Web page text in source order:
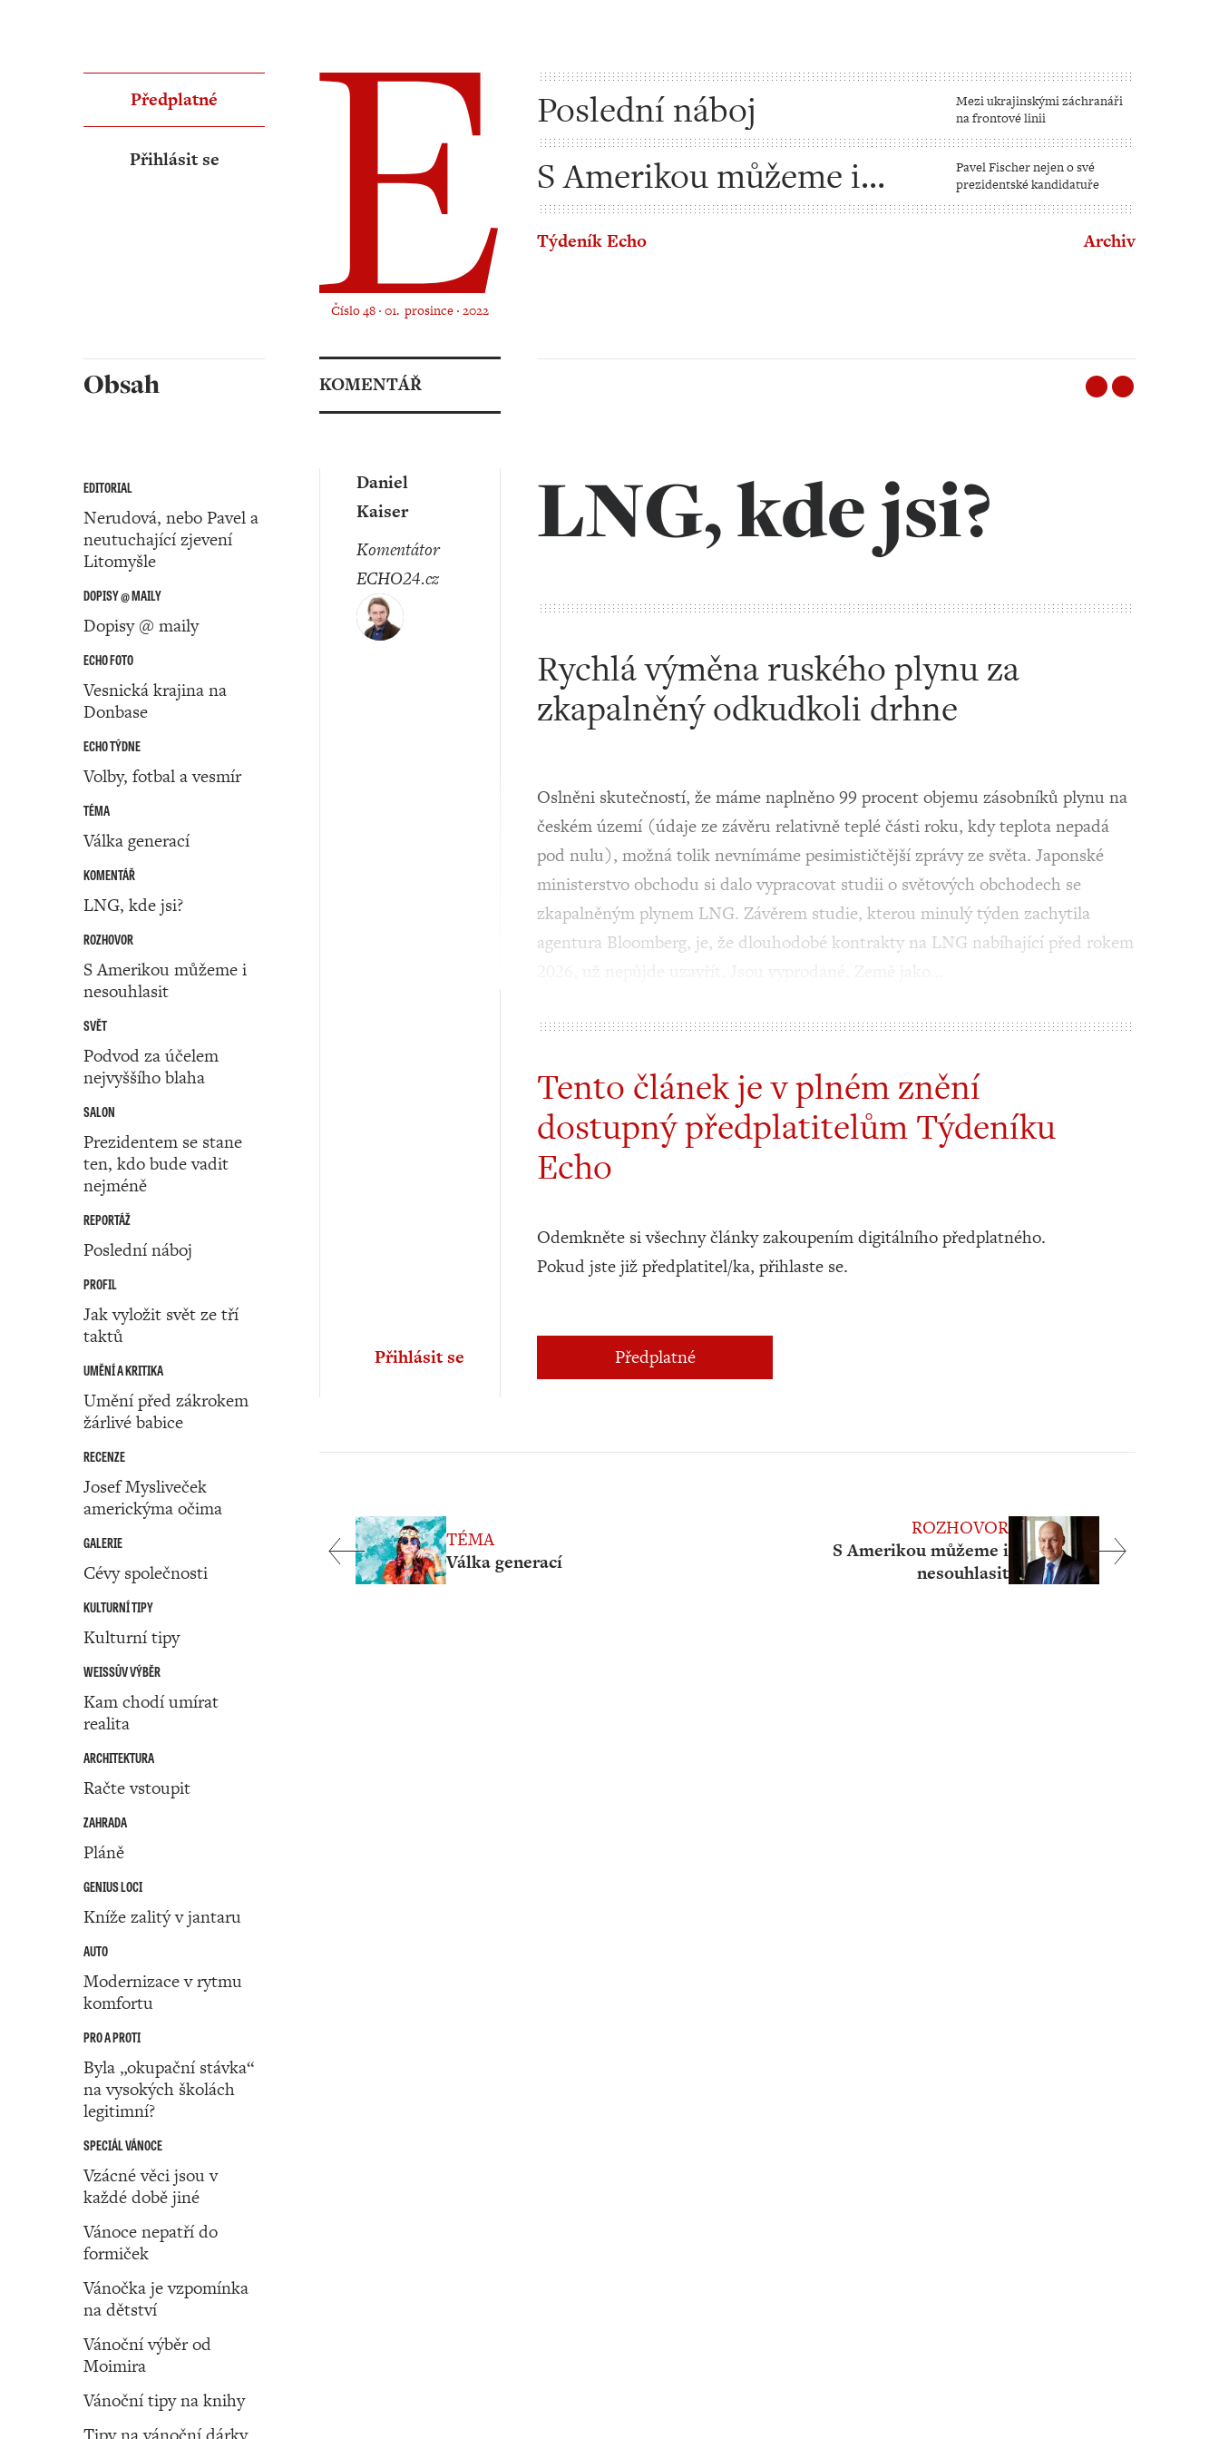
Číslo 48 ‧ 01. prosince ‧ 2022
Poslední náboj
Mezi ukrajinskými záchranáři
na frontové linii
S Amerikou můžeme i
nesouhlasit
Pavel Fischer nejen o své
prezidentské kandidatuře
Týdeník Echo Archiv
Předplatné
Přihlásit se
Obsah
EDITORIAL
Nerudová, nebo Pavel a
neutuchající zjevení
Litomyšle
DOPISY @ MAILY
Dopisy @ maily
ECHO FOTO
Vesnická krajina na
Donbase
ECHO TÝDNE
Volby, fotbal a vesmír
TÉMA
Válka generací
KOMENTÁŘ
LNG, kde jsi?
ROZHOVOR
S Amerikou můžeme i
nesouhlasit
SVĚT
Podvod za účelem
nejvyššího blaha
SALON
Prezidentem se stane
ten, kdo bude vadit
nejméně
REPORTÁŽ
Poslední náboj
PROFIL
Jak vyložit svět ze tří
taktů
UMĚNÍ A KRITIKA
Umění před zákrokem
žárlivé babice
RECENZE
Josef Mysliveček
americkýma očima
GALERIE
Cévy společnosti
KULTURNÍ TIPY
Kulturní tipy
WEISSŮV VÝBĚR
Kam chodí umírat
realita
ARCHITEKTURA
Račte vstoupit
ZAHRADA
Pláně
GENIUS LOCI
Kníže zalitý v jantaru
AUTO
Modernizace v rytmu
komfortu
PRO A PROTI
Byla „okupační stávka“
na vysokých školách
legitimní?
SPECIÁL VÁNOCE
Vzácné věci jsou v
každé době jiné
Vánoce nepatří do
formiček
Vánočka je vzpomínka
na dětství
Vánoční výběr od
Moimira
Vánoční tipy na knihy
KOMENTÁŘ
LNG, kde jsi?
Rychlá výměna ruského plynu za
zkapalněný odkudkoli drhne
Daniel
Kaiser
komentátor
ECHO24.cz
Oslněni skutečností, že máme naplněno 99 procent objemu zásobníků plynu na
českém území (údaje ze závěru relativně teplé části roku, kdy teplota nepadá
pod nulu), možná tolik nevnímáme pesimističtější zprávy ze světa. Japonské
ministerstvo obchodu si dalo vypracovat studii o světových obchodech se
zkapalněným plynem LNG. Závěrem studie, kterou minulý týden zachytila
agentura Bloomberg, je, že dlouhodobé kontrakty na LNG nabíhající před rokem
Tento článek je v plném znění
dostupný předplatitelům Týdeníku
Echo
Odemkněte si všechny články zakoupením digitálního předplatného.
Pokud jste již předplatitel/ka, přihlaste se.
Předplatné
Přihlásit se
ROZHOVOR
S Amerikou můžeme i
nesouhlasit
TÉMA
Válka generací